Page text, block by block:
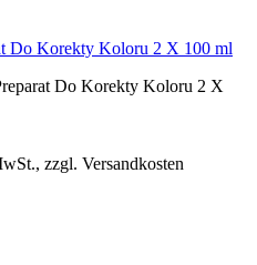
Do Korekty Koloru 2 X 100 ml
Do Korekty Koloru 2 X
zzgl. Versandkosten